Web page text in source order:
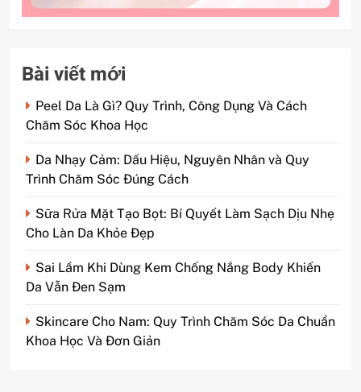
Bài viết mới
Peel Da Là Gì? Quy Trình, Công Dụng Và Cách
Chăm Sóc Khoa Học
Da Nhạy Cảm: Dấu Hiệu, Nguyên Nhân và Quy
Trình Chăm Sóc Đúng Cách
Sữa Rửa Mặt Tạo Bọt: Bí Quyết Làm Sạch Dịu Nhẹ
Cho Làn Da Khỏe Đẹp
Sai Lầm Khi Dùng Kem Chống Nắng Body Khiến
Da Vẫn Đen Sạm
Skincare Cho Nam: Quy Trình Chăm Sóc Da Chuẩn
Khoa Học Và Đơn Giản